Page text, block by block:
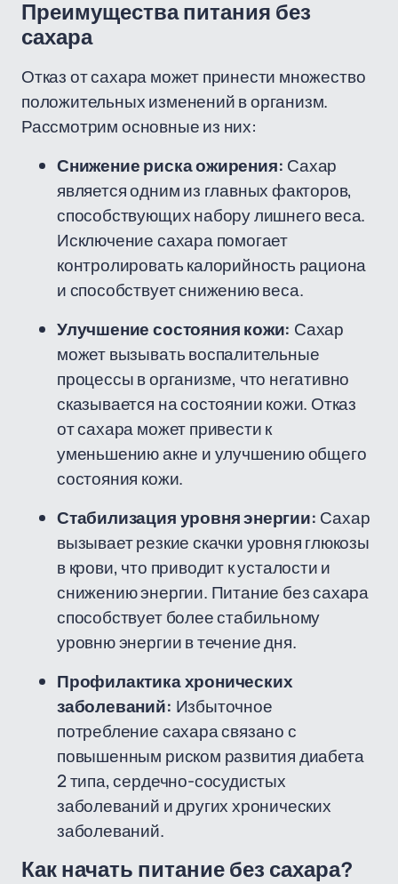
Преимущества питания без
сахара
Отказ от сахара может принести множество
положительных изменений в организм.
Рассмотрим основные из них:
Снижение риска ожирения: Сахар
является одним из главных факторов,
способствующих набору лишнего веса.
Исключение сахара помогает
контролировать калорийность рациона
и способствует снижению веса.
Улучшение состояния кожи: Сахар
может вызывать воспалительные
процессы в организме, что негативно
сказывается на состоянии кожи. Отказ
от сахара может привести к
уменьшению акне и улучшению общего
состояния кожи.
Стабилизация уровня энергии: Сахар
вызывает резкие скачки уровня глюкозы
в крови, что приводит к усталости и
снижению энергии. Питание без сахара
способствует более стабильному
уровню энергии в течение дня.
Профилактика хронических
заболеваний: Избыточное
потребление сахара связано с
повышенным риском развития диабета
2 типа, сердечно-сосудистых
заболеваний и других хронических
заболеваний.
Как начать питание без сахара?